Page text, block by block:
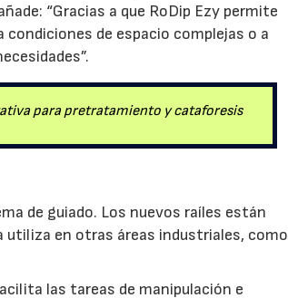
“Gracias a que RoDip Ezy permite
de espacio complejas o a
para pretratamiento y cataforesis
de guiado. Los nuevos raíles están
utiliza en otras áreas industriales, como
las tareas de manipulación e